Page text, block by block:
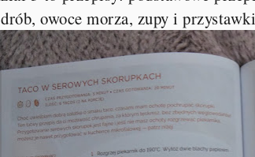
owoce morza, zupy i